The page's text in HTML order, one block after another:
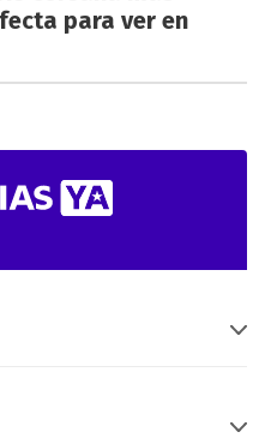
para ver en